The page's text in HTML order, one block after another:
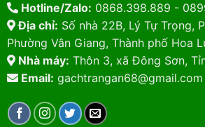
Hotline/Zalo: 0868.398.889 -
Địa chỉ: Số nhà 22B, Lý Tự Trọng,
Phường Vân Giang, Thành phố Hoa
Nhà máy: Thôn 3, xã Đông Sơn,
Email: gachtrangan68@gmail.com